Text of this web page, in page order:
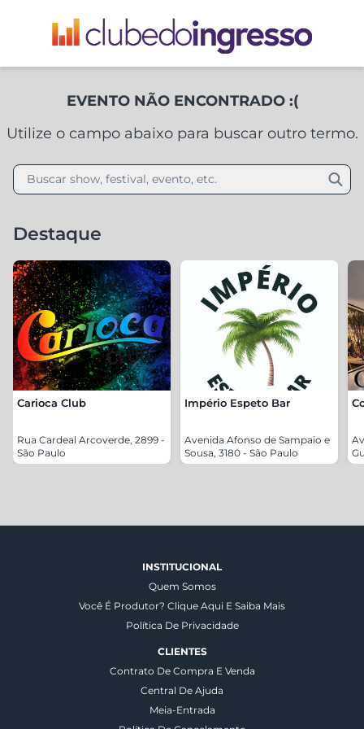
EVENTO NÃO ENCONTRADO :(
Utilize o campo abaixo para buscar outro termo.
Buscar show, festival, evento, etc.
Destaque
Carioca Club
Rua Cardeal Arcoverde, 2899 -
São Paulo
Império Espeto Bar
Avenida Afonso de Sampaio e
Sousa, 3180 - São Paulo
INSTITUCIONAL
Quem Somos
Você É Produtor? Clique Aqui E Saiba Mais
Política De Privacidade
CLIENTES
Contrato De Compra E Venda
Central De Ajuda
Meia-Entrada